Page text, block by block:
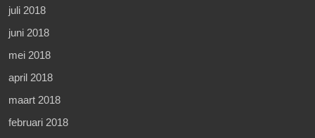
juli 2018
juni 2018
mei 2018
april 2018
maart 2018
februari 2018